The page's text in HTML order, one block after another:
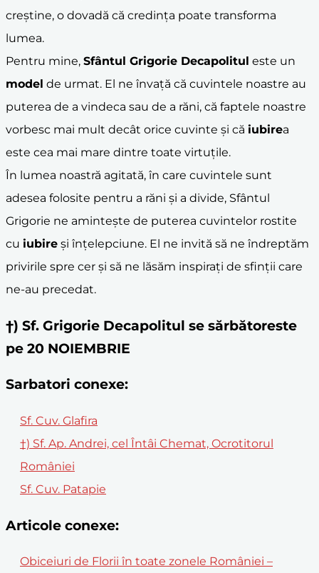
creștine, o dovadă că credința poate transforma
lumea.
Pentru mine, Sfântul Grigorie Decapolitul este un
model de urmat. El ne învață că cuvintele noastre au
puterea de a vindeca sau de a răni, că faptele noastre
vorbesc mai mult decât orice cuvinte și că iubirea
este cea mai mare dintre toate virtuțile.
În lumea noastră agitată, în care cuvintele sunt
adesea folosite pentru a răni și a divide, Sfântul
Grigorie ne amintește de puterea cuvintelor rostite
cu iubire și înțelepciune. El ne invită să ne îndreptăm
privirile spre cer și să ne lăsăm inspirați de sfinții care
ne-au precedat.
†) Sf. Grigorie Decapolitul se sărbătoreste
pe 20 NOIEMBRIE
Sarbatori conexe:
Sf. Cuv. Glafira
†) Sf. Ap. Andrei, cel Întâi Chemat, Ocrotitorul
României
Sf. Cuv. Patapie
Articole conexe:
Obiceiuri de Florii în toate zonele României –